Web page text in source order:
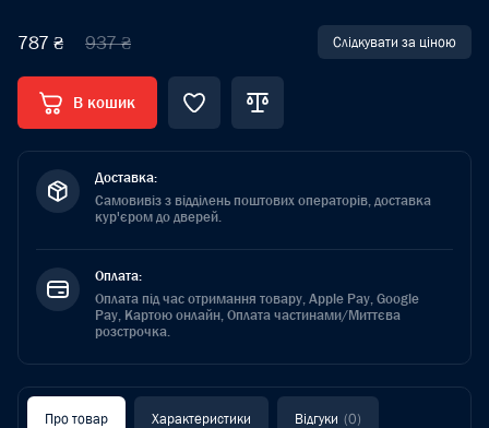
787 ₴ 937 ₴ Слідкувати за ціною
В кошик
Доставка:
Самовивіз з відділень поштових операторів, доставка
кур'єром до дверей.
Оплата:
Оплата під час отримання товару, Apple Pay, Google
Pay, Картою онлайн, Оплата частинами/Миттєва
розстрочка.
Про товар Характеристики Відгуки (0)